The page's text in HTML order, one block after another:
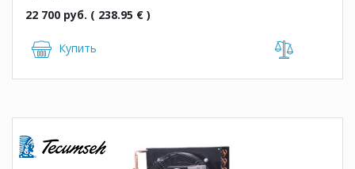
22 700 руб. ( 238.95 € )
Купить